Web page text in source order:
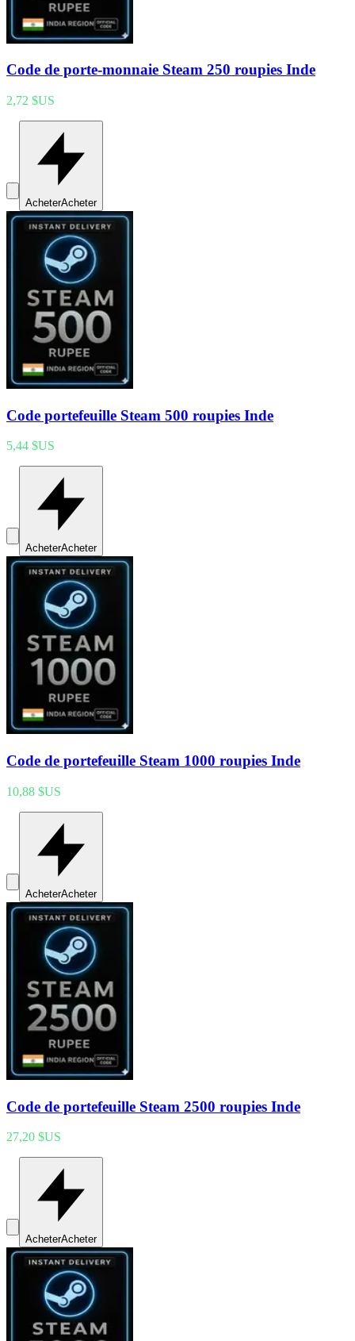
Code de porte-monnaie Steam 250 roupies Inde
2,72 $US
AcheterAcheter
Code portefeuille Steam 500 roupies Inde
5,44 $US
AcheterAcheter
Code de portefeuille Steam 1000 roupies Inde
10,88 $US
AcheterAcheter
Code de portefeuille Steam 2500 roupies Inde
27,20 $US
AcheterAcheter